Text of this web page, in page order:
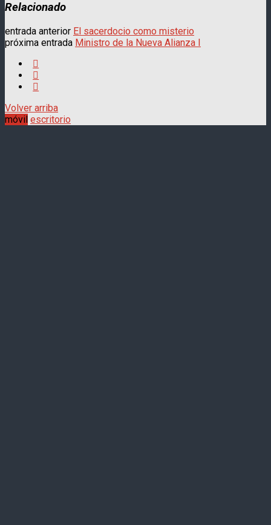
Relacionado
entrada anterior El sacerdocio como misterio
próxima entrada Ministro de la Nueva Alianza I
Volver arriba
móvil escritorio